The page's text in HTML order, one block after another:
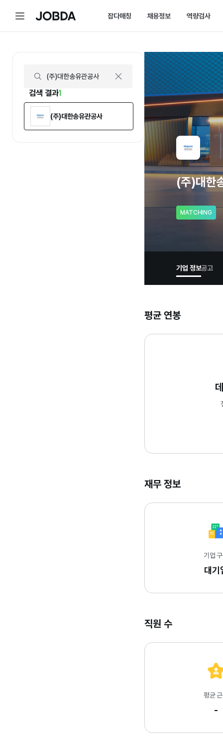
J
A
잡다매칭
매칭에 대한 모든 정보를 한곳에서
잡다매칭 소개
스펙아닌 역량으로 취업하는 방법을
채용정보
채용 스케줄을 놓
채용 공고
내가 선택한 필터
역량검사
검색 결과1
(주)대한송유관공사
(주)대한
MATCHING
기업 정보공고
평균 연봉
재무 정보
기업
대기
직원 수
평균
-